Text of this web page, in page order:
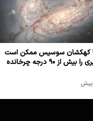
کهکشان سوسیس ممکن است
که راه شیری را بیش از ۹۰ درجه چرخانده